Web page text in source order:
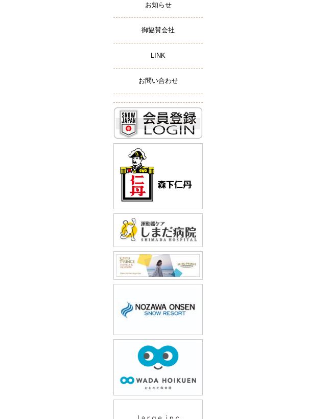
お知らせ
御協賛会社
LINK
お問い合わせ